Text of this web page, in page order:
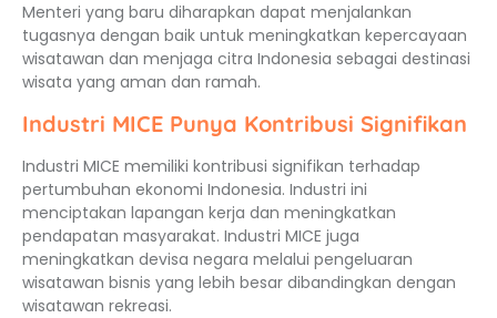
Menteri yang baru diharapkan dapat menjalankan
tugasnya dengan baik untuk meningkatkan kepercayaan
wisatawan dan menjaga citra Indonesia sebagai destinasi
wisata yang aman dan ramah.
Industri MICE Punya Kontribusi Signifikan
Industri MICE memiliki kontribusi signifikan terhadap
pertumbuhan ekonomi Indonesia. Industri ini
menciptakan lapangan kerja dan meningkatkan
pendapatan masyarakat. Industri MICE juga
meningkatkan devisa negara melalui pengeluaran
wisatawan bisnis yang lebih besar dibandingkan dengan
wisatawan rekreasi.